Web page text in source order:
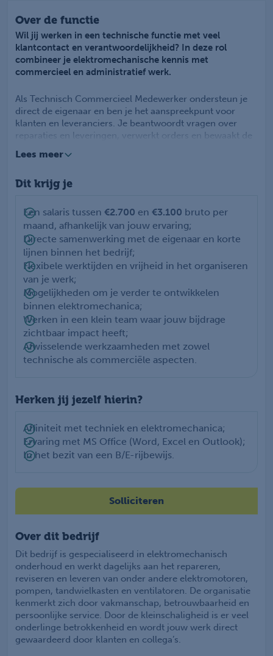
Over de functie
Wil jij werken in een technische functie met veel
klantcontact en verantwoordelijkheid? In deze rol
combineer je elektromechanische kennis met
commercieel en administratief werk.
Als Technisch Commercieel Medewerker ondersteun je
direct de eigenaar en ben je het aanspreekpunt voor
klanten en leveranciers. Je beantwoordt vragen over
reparaties en leveringen, verwerkt orders en bewaakt de
en duidelijke communicatie verlopen processen soepel
kleine team krijg je veel zelfstandigheid en de ruimte om
service.
Lees meer
Dit krijg je
Een salaris tussen €2.700 en €3.100 bruto per
maand, afhankelijk van jouw ervaring;
Directe samenwerking met de eigenaar en korte
lijnen binnen het bedrijf;
Flexibele werktijden en vrijheid in het organiseren
van je werk;
Mogelijkheden om je verder te ontwikkelen
binnen elektromechanica;
Werken in een klein team waar jouw bijdrage
zichtbaar impact heeft;
Afwisselende werkzaamheden met zowel
technische als commerciële aspecten.
Herken jij jezelf hierin?
Affiniteit met techniek en elektromechanica;
Ervaring met MS Office (Word, Excel en Outlook);
In het bezit van een B/E-rijbewijs.
Solliciteren
Over dit bedrijf
Dit bedrijf is gespecialiseerd in elektromechanisch
onderhoud en werkt dagelijks aan het repareren,
reviseren en leveren van onder andere elektromotoren,
pompen, tandwielkasten en ventilatoren. De organisatie
kenmerkt zich door vakmanschap, betrouwbaarheid en
persoonlijke service. Door de kleinschaligheid is er veel
onderlinge betrokkenheid en wordt jouw werk direct
gewaardeerd door klanten en collega’s.